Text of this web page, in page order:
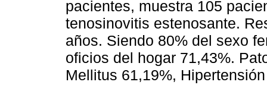
pacientes, muestra 105
tenosinovitis estenosante.
años. Siendo 80% del sexo
oficios del hogar 71,43%.
Mellitus 61,19%,